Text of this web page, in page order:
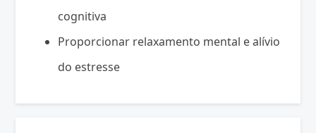
cognitiva
Proporcionar relaxamento mental e alívio
do estresse